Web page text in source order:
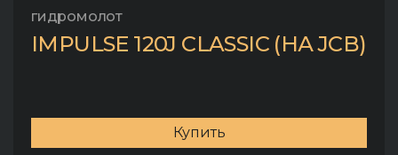
гидромолот
IMPULSE 120J CLASSIC (НА JCB)
Купить